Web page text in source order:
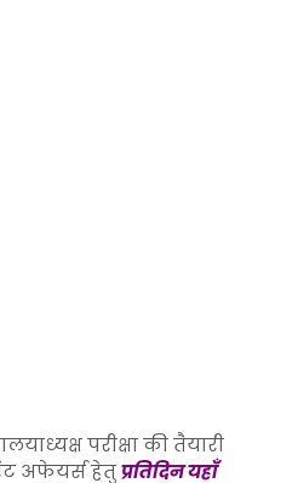
परीक्षा की तैयारी
अफेयर्स हेतुप्रतिदिन यहाँ